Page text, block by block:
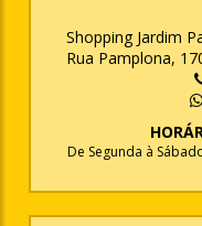
Shopping Jardim
Rua Pamplona,
De Segunda à